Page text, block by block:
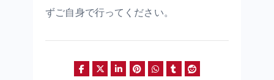
ずご自身で行ってください。